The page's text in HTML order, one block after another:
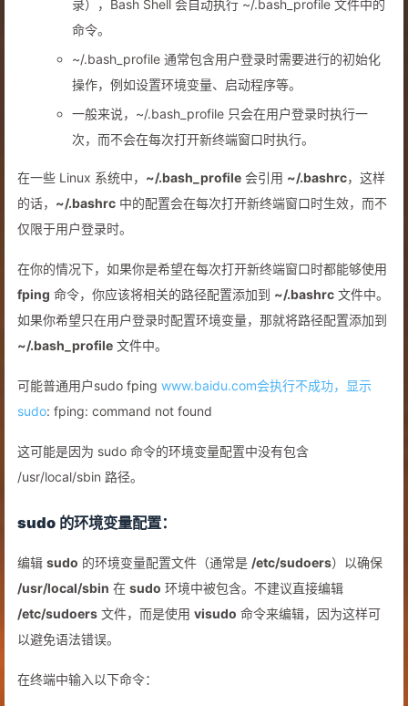
录），Bash Shell 会自动执行 ~/.bash_profile 文件中的
命令。
~/.bash_profile 通常包含用户登录时需要进行的初始化
操作，例如设置环境变量、启动程序等。
一般来说，~/.bash_profile 只会在用户登录时执行一
次，而不会在每次打开新终端窗口时执行。
在一些 Linux 系统中， ~/.bash_profile 会引用 ~/.bashrc，这样
的话， ~/.bashrc 中的配置会在每次打开新终端窗口时生效，而不
仅限于用户登录时。
在你的情况下，如果你是希望在每次打开新终端窗口时都能够使用
fping 命令，你应该将相关的路径配置添加到 ~/.bashrc 文件中。
如果你希望只在用户登录时配置环境变量，那就将路径配置添加到
~/.bash_profile 文件中。
可能普通用户sudo fping www.baidu.com会执行不成功，显示
sudo: fping: command not found
这可能是因为 sudo 命令的环境变量配置中没有包含
/usr/local/sbin 路径。
sudo 的环境变量配置：
编辑 sudo 的环境变量配置文件（通常是 /etc/sudoers）以确保
/usr/local/sbin 在 sudo 环境中被包含。不建议直接编辑
/etc/sudoers 文件，而是使用 visudo 命令来编辑，因为这样可
以避免语法错误。
在终端中输入以下命令：